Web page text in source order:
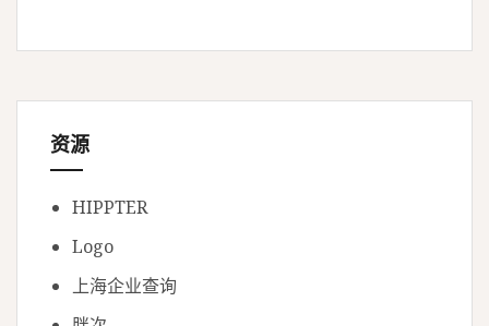
资源
HIPPTER
Logo
上海企业查询